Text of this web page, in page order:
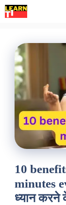
Skip
to
10
minutes
ध्यान करने